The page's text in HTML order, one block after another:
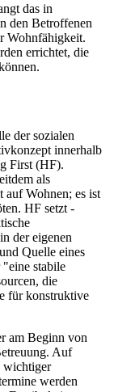
das in
den Betroffenen
Wohnfähigkeit.
errichtet, die
der sozialen
innerhalb
First (HF).
als
auf Wohnen; es ist
HF setzt -
der eigenen
Quelle eines
stabile
die
für konstruktive
am Beginn von
Auf
wichtiger
werden